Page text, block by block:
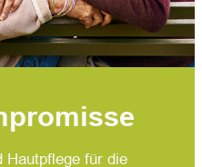
Hautpflege für die